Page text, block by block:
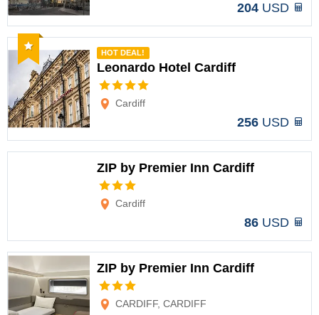
204 USD
Recomendado
HOT DEAL!
Leonardo Hotel Cardiff
Cardiff
256 USD
ZIP by Premier Inn Cardiff
Cardiff
86 USD
ZIP by Premier Inn Cardiff
CARDIFF, CARDIFF